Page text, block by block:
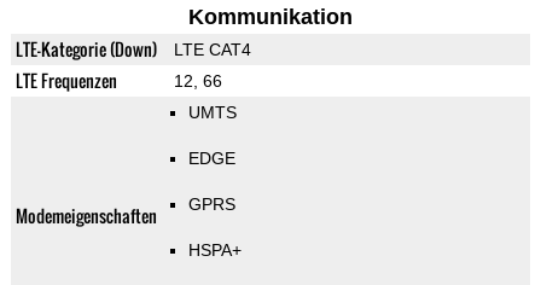
Kommunikation
LTE-Kategorie (Down) LTE CAT4
LTE Frequenzen 12, 66
Modemeigenschaften
UMTS
EDGE
GPRS
HSPA+